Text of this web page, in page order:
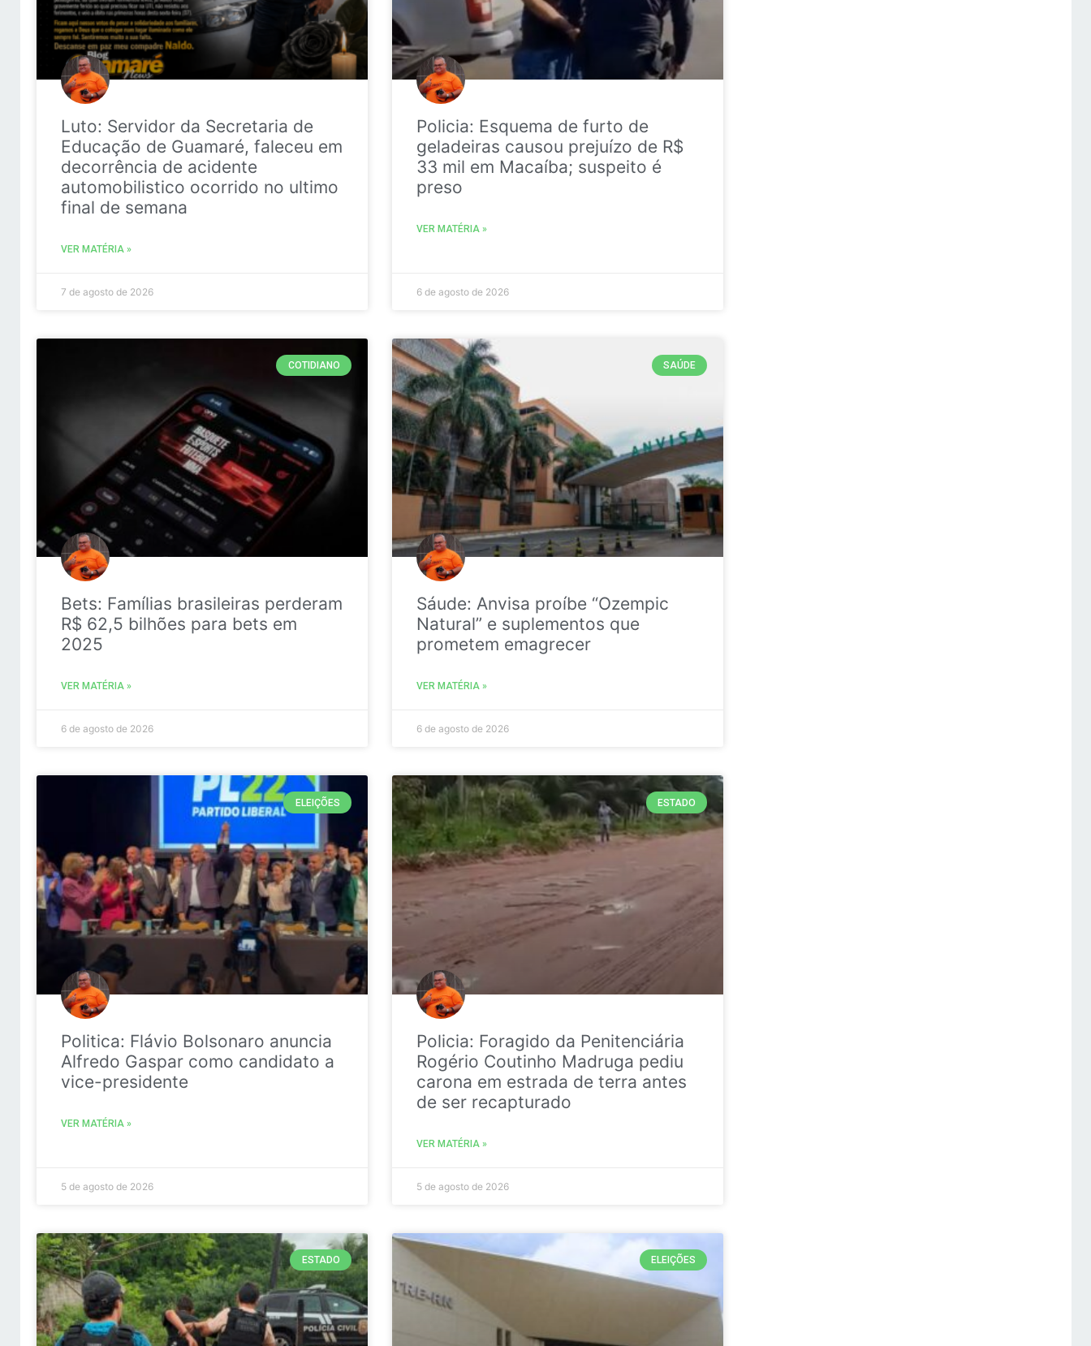
Luto: Servidor da Secretaria de
Educação de Guamaré, faleceu em
decorrência de acidente
automobilistico ocorrido no ultimo
final de semana
VER MATÉRIA »
7 de agosto de 2026
Policia: Esquema de furto de
geladeiras causou prejuízo de R$
33 mil em Macaíba; suspeito é
preso
VER MATÉRIA »
6 de agosto de 2026
COTIDIANO
Bets: Famílias brasileiras perderam
R$ 62,5 bilhões para bets em
2025
VER MATÉRIA »
6 de agosto de 2026
SAÚDE
Sáude: Anvisa proíbe “Ozempic
Natural” e suplementos que
prometem emagrecer
VER MATÉRIA »
6 de agosto de 2026
ELEIÇÕES
Politica: Flávio Bolsonaro anuncia
Alfredo Gaspar como candidato a
vice-presidente
VER MATÉRIA »
5 de agosto de 2026
ESTADO
Policia: Foragido da Penitenciária
Rogério Coutinho Madruga pediu
carona em estrada de terra antes
de ser recapturado
VER MATÉRIA »
5 de agosto de 2026
ESTADO ELEIÇÕES